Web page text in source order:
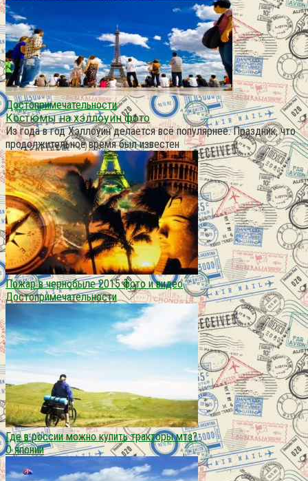
Достопримечательности
Костюмы на хэллоуин фото
Из года в год Хэллоуин делается всё популярнее. Праздник, что
продолжительное время был известен
Пожар в чернобыле 2015 фото и видео
Достопримечательности
Где в россии можно купить тракторы мтз?
О японии